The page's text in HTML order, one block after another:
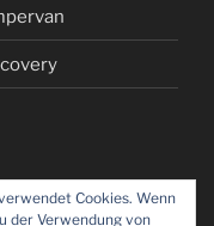
Cookies. Wenn
der Verwendung von